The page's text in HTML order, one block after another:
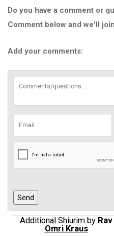
Do you have a comment or
Comment below and we'll
Add your comments:
Additional Shiurim by Rav
Omri Kraus